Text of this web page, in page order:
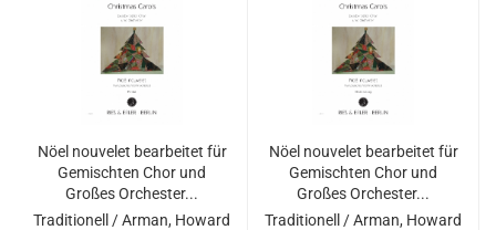
Nöel nouvelet bearbeitet für
Gemischten Chor und
Großes Orchester...
Traditionell / Arman, Howard
Nöel nouvelet bearbeitet für
Gemischten Chor und
Großes Orchester...
Traditionell / Arman, Howard